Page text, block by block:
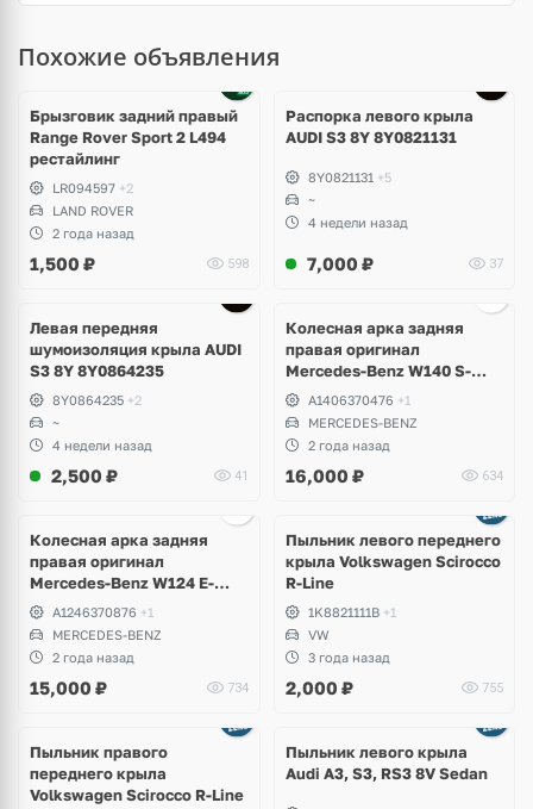
Похожие объявления
Брызговик задний правый
Range Rover Sport 2 L494
рестайлинг
LR094597 +2
LAND ROVER
2 года назад
1,500 ₽ 598
Распорка левого крыла
AUDI S3 8Y 8Y0821131
8Y0821131 +5
~
4 недели назад
7,000 ₽ 37
Левая передняя
шумоизоляция крыла AUDI
S3 8Y 8Y0864235
8Y0864235 +2
~
4 недели назад
2,500 ₽ 41
Колесная арка задняя
правая оригинал
Mercedes-Benz W140 S-
KlassA1406370476 +1
MERCEDES-BENZ
2 года назад
16,000 ₽ 634
Колесная арка задняя
правая оригинал
Mercedes-Benz W124 E-
KlassA1246370876 +1
MERCEDES-BENZ
2 года назад
15,000 ₽ 734
Пыльник левого переднего
крыла Volkswagen Scirocco
R-Line
1K8821111B +1
VW
3 года назад
2,000 ₽ 755
Пыльник правого
переднего крыла
Volkswagen Scirocco R-Line
Пыльник левого крыла
Audi A3, S3, RS3 8V Sedan